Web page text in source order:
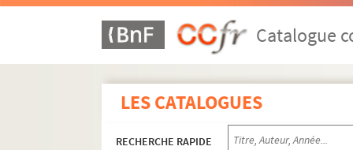
Catalogue
LES CATALOGUES
RECHERCHE RAPIDE